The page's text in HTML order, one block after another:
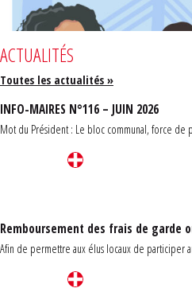
ACTUALITÉS
Toutes les actualités »
INFO-MAIRES N°116 – JUIN 2026
Mot du Président : Le bloc communal, force de
Remboursement des frais de garde
Afin de permettre aux élus locaux de participer